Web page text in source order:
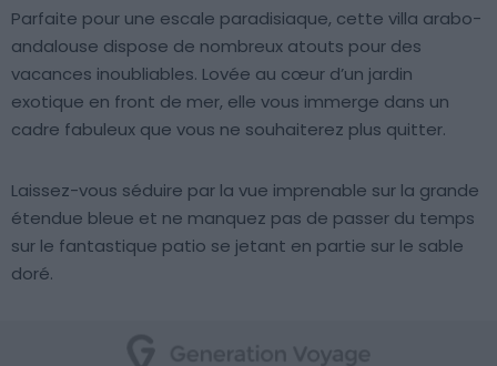
Parfaite pour une escale paradisiaque, cette villa arabo-
andalouse dispose de nombreux atouts pour des
vacances inoubliables. Lovée au cœur d’un jardin
exotique en front de mer, elle vous immerge dans un
cadre fabuleux que vous ne souhaiterez plus quitter.
Laissez-vous séduire par la vue imprenable sur la grande
étendue bleue et ne manquez pas de passer du temps
sur le fantastique patio se jetant en partie sur le sable
doré.